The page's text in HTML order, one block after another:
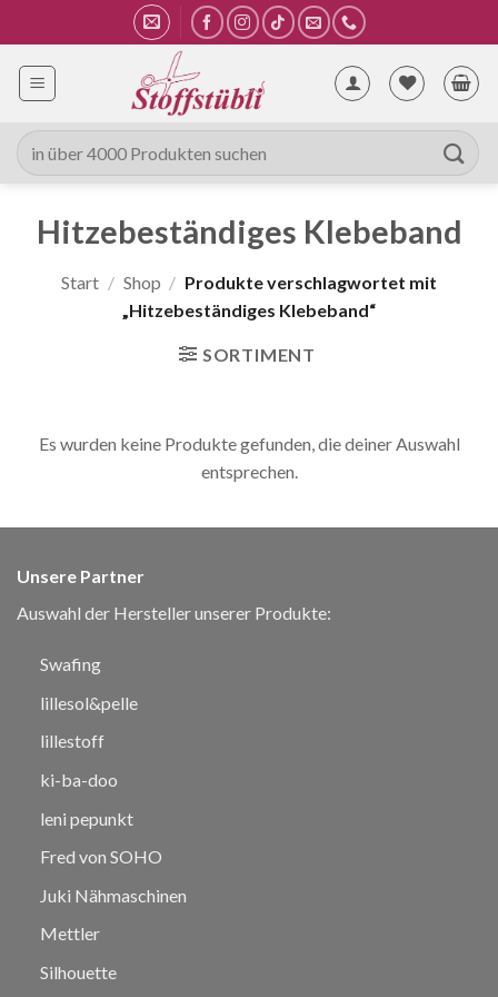
Inhalt
springen
Suche
nach:
Hitzebeständiges Klebeband
Start / Shop / Produkte verschlagwortet mit
„Hitzebeständiges Klebeband“
SORTIMENT
Es wurden keine Produkte gefunden, die deiner Auswahl
entsprechen.
Unsere Partner
Auswahl der Hersteller unserer Produkte:
Swafing
lillesol&pelle
lillestoff
ki-ba-doo
leni pepunkt
Fred von SOHO
Juki Nähmaschinen
Mettler
Silhouette